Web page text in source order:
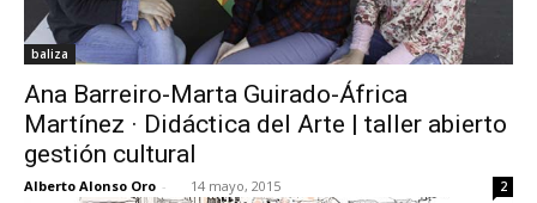
baliza
Ana Barreiro-Marta Guirado-África
Martínez · Didáctica del Arte | taller abierto
gestión cultural
Alberto Alonso Oro - 14 mayo, 2015 2